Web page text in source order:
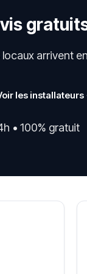
arrivent
les
• 100% gratuit